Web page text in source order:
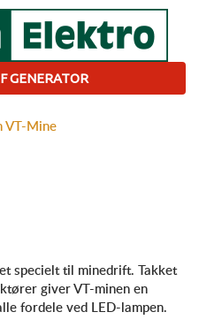
specielt til minedrift. Takket
giver VT-minen en
fordele ved LED-lampen.
GENERATOR